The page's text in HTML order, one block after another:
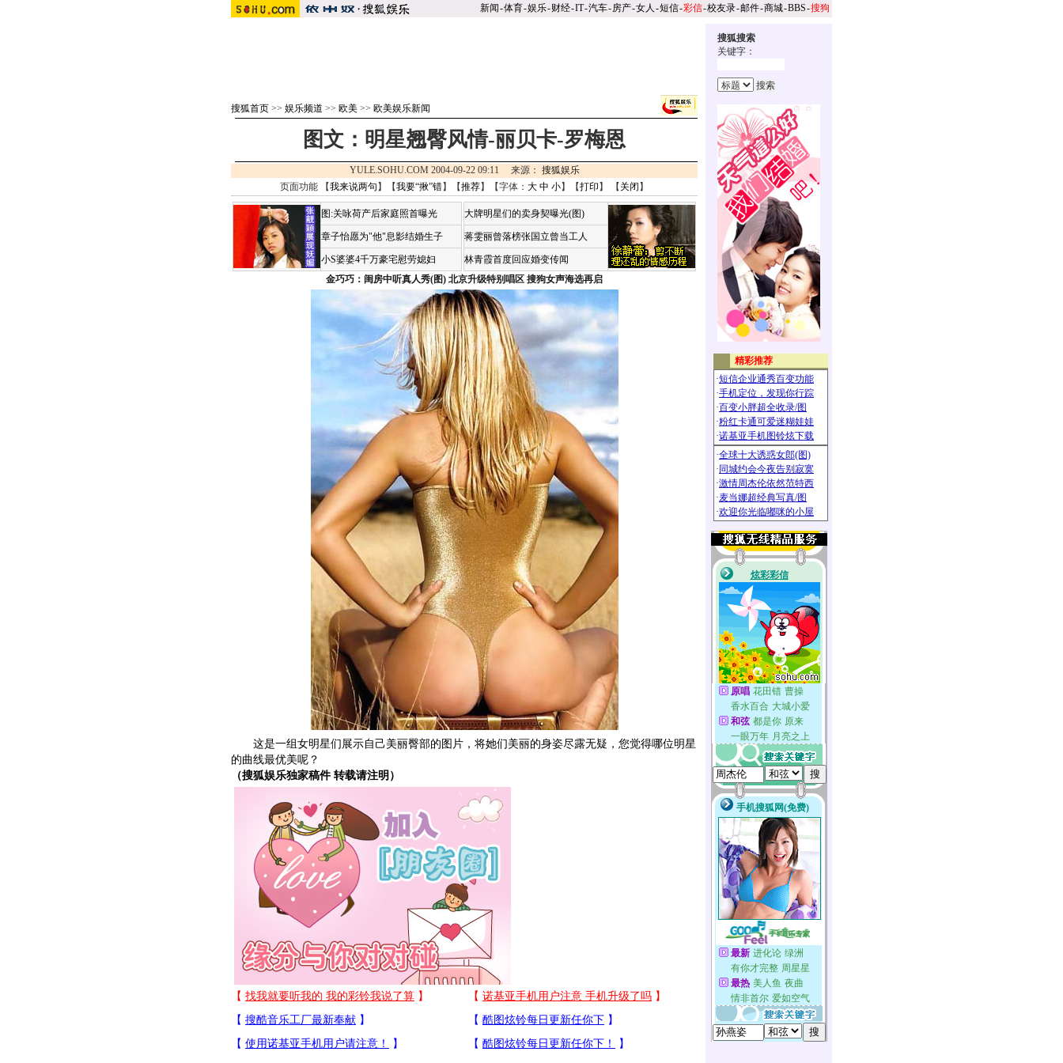
新闻-体育-娱乐-财经-IT-汽车-房产-女人 -短信-彩信-校友录-邮件-商城-BBS-搜狗
搜狐首页 >> 娱乐频道 >> 欧美 >> 欧美娱乐新闻
图文：明星翘臀风情-丽贝卡-罗梅恩
YULE.SOHU.COM 2004-09-22 09:11 来源： 搜狐娱乐
页面功能 【我来说两句 】【我要“揪”错】【推荐】【字体： 大 中 小】【打印 】 【 关闭 】
图:关咏荷产后家庭照首曝光
章子怡愿为"他"息影结婚生子
小S婆婆4千万豪宅慰劳媳妇
大牌明星们的卖身契曝光(图)
蒋雯丽曾落榜张国立曾当工人
林青霞首度回应婚变传闻
金巧巧：闺房中听真人秀(图) 北京升级特别唱区 搜狗女声海选再启
这是一组女明星们展示自己美丽臀部的图片，将她们美丽的身姿尽露无疑，您觉得哪位明星
的曲线最优美呢？
（搜狐娱乐独家稿件 转载请注明）
搜狐搜索
关键字：